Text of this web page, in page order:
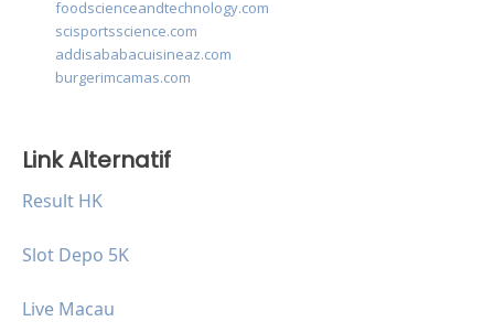
foodscienceandtechnology.com
scisportsscience.com
addisababacuisineaz.com
burgerimcamas.com
Link Alternatif
Result HK
Slot Depo 5K
Live Macau